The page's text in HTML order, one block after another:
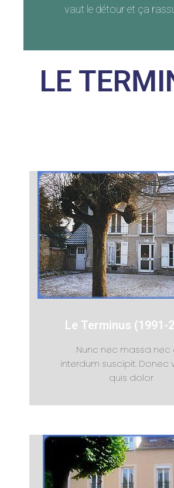
vaut le détour et ça
LE
Le Terminus (1991-
Nunc nec massa nec
interdum suscipit. Donec
quis dolor